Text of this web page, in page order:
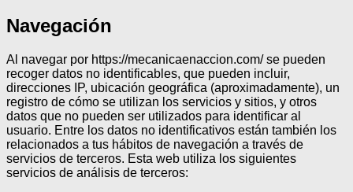
Navegación
Al navegar por https://mecanicaenaccion.com/ se pueden
recoger datos no identificables, que pueden incluir,
direcciones IP, ubicación geográfica (aproximadamente), un
registro de cómo se utilizan los servicios y sitios, y otros
datos que no pueden ser utilizados para identificar al
usuario. Entre los datos no identificativos están también los
relacionados a tus hábitos de navegación a través de
servicios de terceros. Esta web utiliza los siguientes
servicios de análisis de terceros: